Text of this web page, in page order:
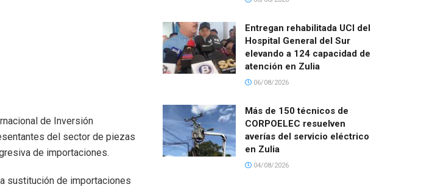
de Inversión
del sector de piezas
de importaciones.
sustitución de importaciones
Entregan rehabilitada UCI del
Hospital General del Sur
elevando a 124 capacidad de
atención en Zulia
06/08/2026
Más de 150 técnicos de
CORPOELEC resuelven
averías del servicio eléctrico
en Zulia
04/08/2026